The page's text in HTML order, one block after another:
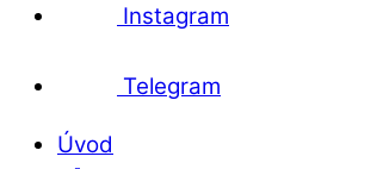
Instagram
Telegram
Úvod